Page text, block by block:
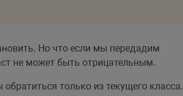
Но что если мы передадим
не может быть отрицательным.
только из текущего класса.